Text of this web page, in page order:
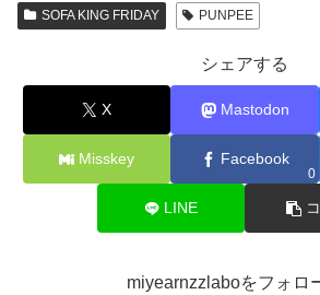
SOFA KING FRIDAY PUNPEE
シェアする
X Mastodon
Misskey Facebook
0
LINE
miyearnzzlaboをフォロ